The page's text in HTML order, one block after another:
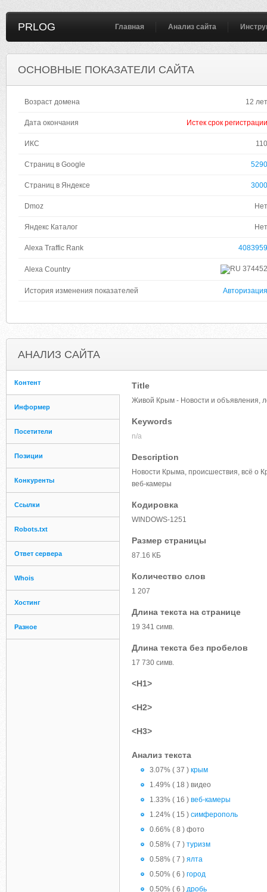
PRLOG Главная Анализ сайта
ОСНОВНЫЕ ПОКАЗАТЕЛИ САЙТА
Возраст домена 12 лет
Дата окончания Истек срок регистрации
ИКС 110
Страниц в Google 5290
Страниц в Яндексе 3000
Dmoz Нет
Яндекс Каталог Нет
Alexa Traffic Rank 4083959
Alexa Country 374452
История изменения показателей Авторизация
АНАЛИЗ САЙТА
Контент
Информер
Посетители
Позиции
Конкуренты
Ссылки
Robots.txt
Ответ сервера
Whois
Хостинг
Разное
Title
Живой Крым - Новости и объявления,
Keywords
n/a
Description
Новости Крыма, происшествия, всё о
веб-камеры
Кодировка
WINDOWS-1251
Размер страницы
87.16 КБ
Количество слов
1 207
Длина текста на странице
19 341 симв.
Длина текста без пробелов
17 730 симв.
<H1>
<H2>
<H3>
Анализ текста
3.07% ( 37 ) крым
1.49% ( 18 ) видео
1.33% ( 16 ) веб-камеры
1.24% ( 15 ) симферополь
0.66% ( 8 ) фото
0.58% ( 7 ) туризм
0.58% ( 7 ) ялта
0.50% ( 6 ) город
0.50% ( 6 ) дробь